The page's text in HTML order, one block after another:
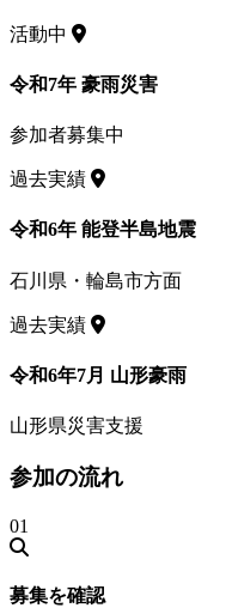
活動中
令和7年 豪雨災害
参加者募集中
過去実績
令和6年 能登半島地震
石川県・輪島市方面
過去実績
令和6年7月 山形豪雨
山形県災害支援
参加の流れ
01
募集を確認